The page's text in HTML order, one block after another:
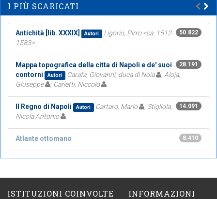
I PIÙ SCARICATI
50.822
Antichità [lib. XXXIX] Autori
Ligorio, Pirro <ca. 1512-
1583>
28.191
Mappa topografica della citta di Napoli e de' suoi
contorni
Autori Carafa, Giovanni, duca di Noia
; Aloja,
Giuseppe
; Carletti, Niccolo
14.091
Il Regno di Napoli Autori Cartaro, Mario
; Stigliola,
Nicola Antonio
8.410
Atlante ottomano
ISTITUZIONI COINVOLTE INFORMAZIONI